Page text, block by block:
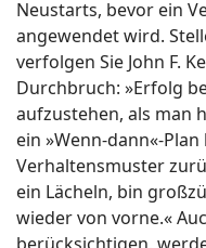
Neustarts, bevor ein
angewendet wird.
verfolgen Sie John F.
Durchbruch: »Erfolg
aufzustehen, als man
ein »Wenn-dann«-
Verhaltensmuster
ein Lächeln, bin
wieder von vorne.«
berücksichtigen,